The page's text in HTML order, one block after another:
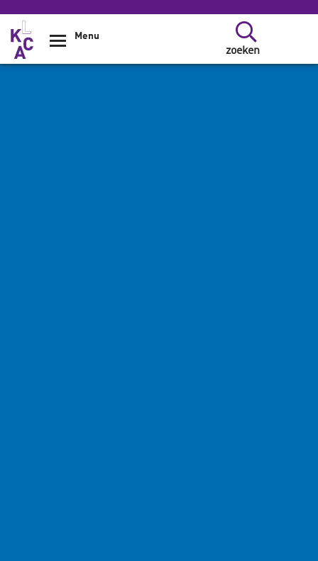
Overslaan en naar de inhoud gaan
zoeken
Menu